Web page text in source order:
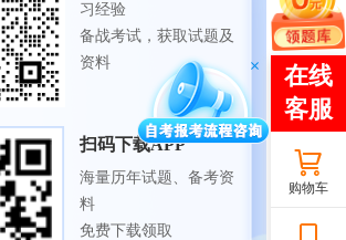
习经验
备战考试，获取试题及
资料
扫码下载APP
海量历年试题、备考资
料
免费下载领取
购物车